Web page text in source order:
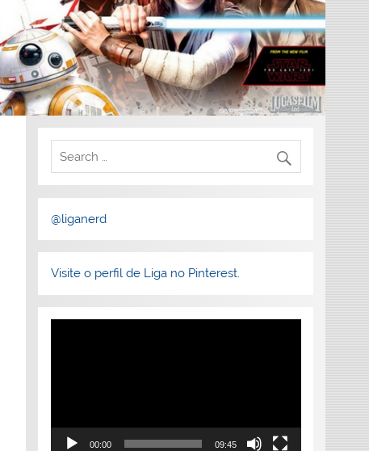
@liganerd
Visite o perfil de Liga no Pinterest.
Tocador
00:00 09:45